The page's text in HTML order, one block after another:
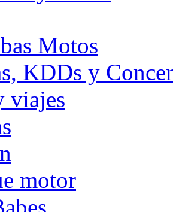
Motos
KDDs y
viajes
motor